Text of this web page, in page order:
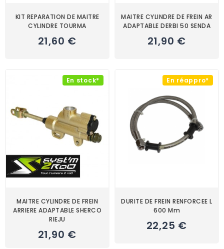
KIT REPARATION DE MAITRE
CYLINDRE TOURMA
21,60 €
MAITRE CYLINDRE DE FREIN AR
ADAPTABLE DERBI 50 SENDA
21,90 €
En stock*
MAITRE CYLINDRE DE FREIN
ARRIERE ADAPTABLE SHERCO
RIEJU
21,90 €
En réappro*
DURITE DE FREIN RENFORCEE L
600 Mm
22,25 €